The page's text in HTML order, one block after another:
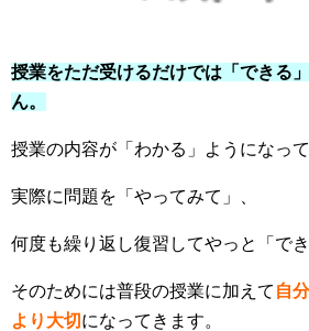
授業をただ受けるだけでは「できる
ん。
授業の内容が「わかる」ようになって
実際に問題を「やってみて」、
何度も繰り返し復習してやっと「で
そのためには普段の授業に加えて 自
より大切になってきます。